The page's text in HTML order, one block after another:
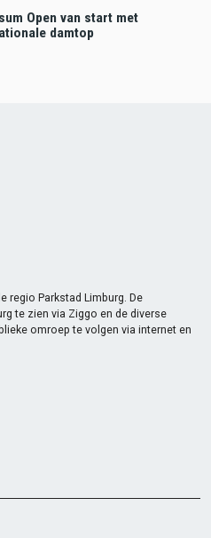
Open van start met
damtop
regio Parkstad Limburg. De
te zien via Ziggo en de diverse
omroep te volgen via internet en